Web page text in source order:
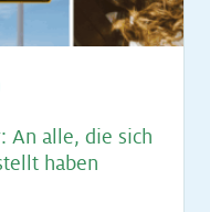
An alle, die sich
ha­ben